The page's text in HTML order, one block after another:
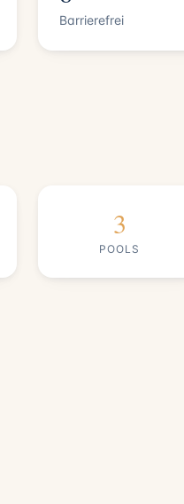
Barrierefrei
3
POOLS